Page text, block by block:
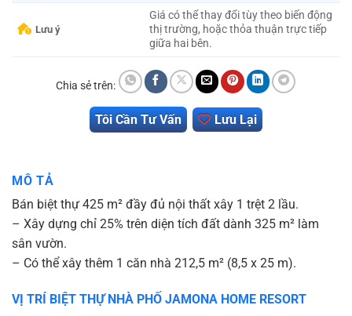
Lưu ý
Giá có thể thay đổi tùy theo biến động
thị trường, hoặc thỏa thuận trực tiếp
giữa hai bên.
Chia sẻ trên:
Tôi Cần Tư Vấn Lưu Lại
MÔ TẢ
Bán biệt thự 425 m² đầy đủ nội thất xây 1 trệt 2 lầu.
– Xây dựng chỉ 25% trên diện tích đất dành 325 m² làm
sân vườn.
– Có thể xây thêm 1 căn nhà 212,5 m² (8,5 x 25 m).
VỊ TRÍ BIỆT THỰ NHÀ PHỐ JAMONA HOME RESORT